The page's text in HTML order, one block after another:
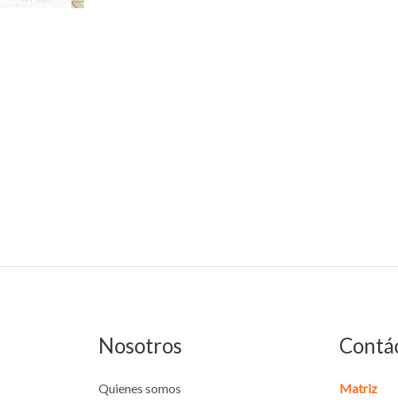
Nosotros
Quienes somos
Matriz